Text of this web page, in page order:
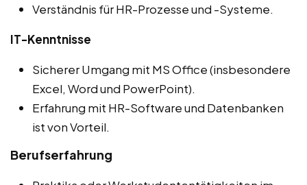
Verständnis für HR-Prozesse und -Systeme.
IT-Kenntnisse
Sicherer Umgang mit MS Office (insbesondere
Excel, Word und PowerPoint).
Erfahrung mit HR-Software und Datenbanken
ist von Vorteil.
Berufserfahrung